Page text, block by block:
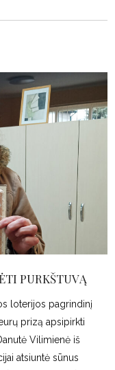
PURKŠTUVĄ
loterijos pagrindinį
prizą apsipirkti
Vilimienė iš
atsiuntė sūnus